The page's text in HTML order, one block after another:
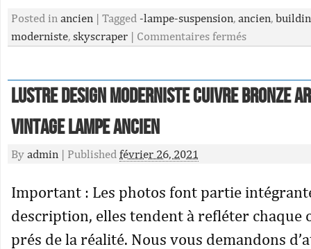
Posted in ancien | Tagged -lampe-suspension, ancien,
moderniste, skyscraper | Commentaires fermés
Lustre Design Moderniste Cuivre Bronze
Vintage Lampe Ancien
By admin | Published février 26, 2021
Important : Les photos font partie
description, elles tendent à refléter chaque
prés de la réalité. Nous vous demandons